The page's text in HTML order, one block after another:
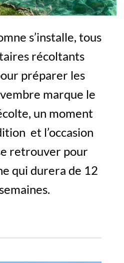
s’installe, tous
récoltants
préparer les
marque le
un moment
et l’occasion
retrouver pour
qui durera de 12